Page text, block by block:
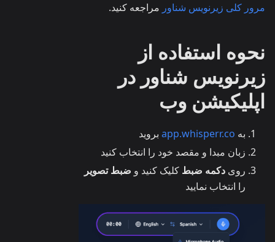
مرور کلی زیرنویس شناور مراجعه کنید.
نحوه استفاده از
زیرنویس شناور در
اپلیکیشن وب
به app.whisperr.co بروید
زبان مبدا و مقصد خود را انتخاب کنید
روی دکمه ضبط کلیک کنید و ضبط تصویر
را انتخاب نمایید